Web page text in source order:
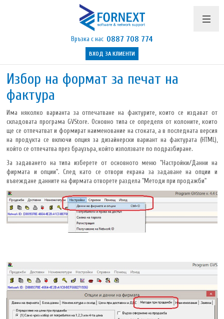
Продукти и цени
Поддръжка
Бюлетин
Полезно
Контакти
Връзка с нас 0887 708 774
ВХОД ЗА КЛИЕНТИ
Избор на формат за печат на
фактура
Има няколко варианта за отпечатване на фактурите, които се издават от
складовата програма GVStore. Основно типа се определя от колоните, които
ще се отпечатват и формират наименование на стоката, а в последната версия
на продукта се включи опция за дизайнерски вариант на фактурата (HTML),
който се отпечатва през браузъра, който използвате по подразбиране.
За задаването на типа изберете от основното меню "Настройки/Данни на
фирмата и опции". След като се отвори екрана за задаване на опции и
въвеждане данните на фирмата отворете раздела "Методи при продажби"